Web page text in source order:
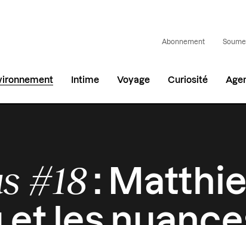
Abonnement
Intime Voyage Curiosité
#18: